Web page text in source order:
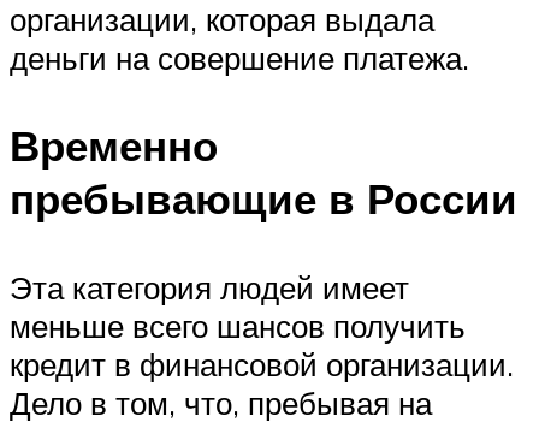
организации, которая выдала
деньги на совершение платежа.
Временно
пребывающие в России
Эта категория людей имеет
меньше всего шансов получить
кредит в финансовой организации.
Дело в том, что, пребывая на